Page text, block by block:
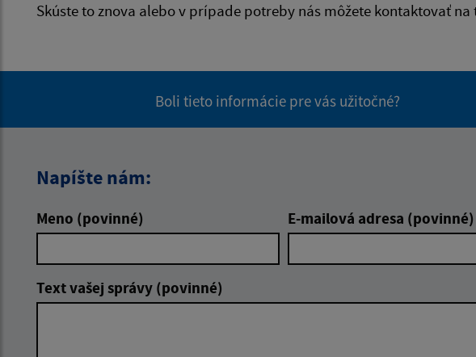
Skúste to znova alebo v prípade potreby nás môžete kontaktovať
Boli tieto informácie pre vás užitočné?
Napíšte nám:
Meno (povinné) E-mailová adresa (povinné)
Text vašej správy (povinné)